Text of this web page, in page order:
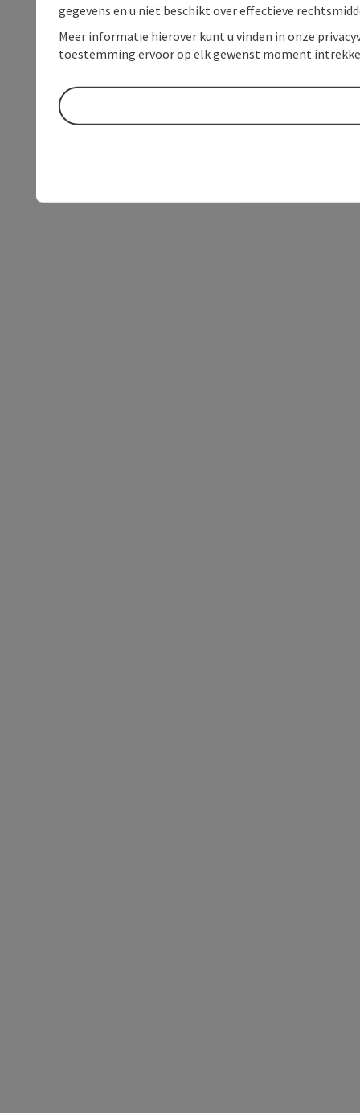
gegevens en u niet beschikt over effectieve
Meer informatie hierover kunt u vinden in onze
toestemming ervoor op elk gewenst moment